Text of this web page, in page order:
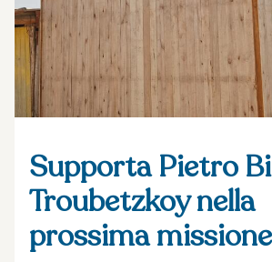
Supporta Pietro
Troubetzkoy nella
prossima